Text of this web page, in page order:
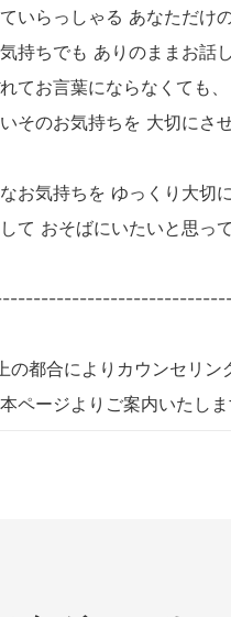
いらっしゃる あなただけ
持ちでも ありのままお話し
てお言葉にならなくても、
そのお気持ちを 大切にさ
お気持ちを ゆっくり大切
て おそばにいたいと思って
の都合によりカウンセリン
ページよりご案内いたしま